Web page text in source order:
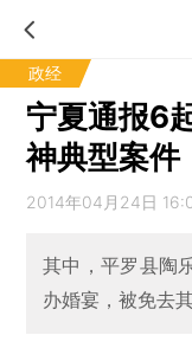
政经
宁夏通报6
神典型案件
2014年04月24日
其中，平罗县陶
办婚宴，被免去